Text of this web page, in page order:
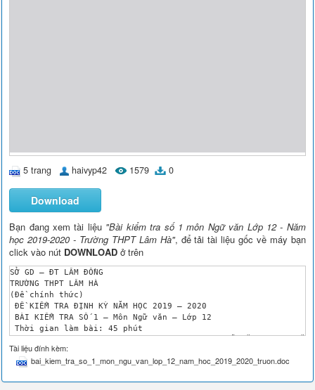
5 trang haivyp42 1579 0
Download
Bạn đang xem tài liệu "Bài kiểm tra số 1 môn Ngữ văn Lớp 12 - Năm
học 2019-2020 - Trường THPT Lâm Hà", để tải tài liệu gốc về máy bạn
click vào nút DOWNLOAD ở trên
SỞ GD – ĐT LÂM ĐỒNG
TRƯỜNG THPT LÂM HÀ
(Đề chính thức)
ĐỀ KIỂM TRA ĐỊNH KỲ NĂM HỌC 2019 – 2020
BÀI KIỂM TRA SỐ 1 – Môn Ngữ văn – Lớp 12
Thời gian làm bài: 45 phút
BIÊN SOẠN ĐỀ BÀI KIỂM TRA ĐỊNH KỲ SỐ 1 MÔN NGỮ VĂN LỚP 12 NĂM
I. XÁC ĐỊNH MỤC ĐÍCH ĐÁNH GIÁ
- Đánh giá năng lực tổng hợp của học sinh qua bài kiểm tra
II. XÁC ĐỊNH CHUẨN KIẾN THỨC KỸ NĂNG CẦN ĐẠT
Tài liệu đính kèm:
bai_kiem_tra_so_1_mon_ngu_van_lop_12_nam_hoc_2019_2020_truon.doc